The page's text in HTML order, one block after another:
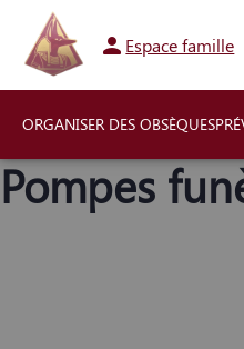
contenu
Espace famille
ORGANISER DES OBSÈQUES
Pompes